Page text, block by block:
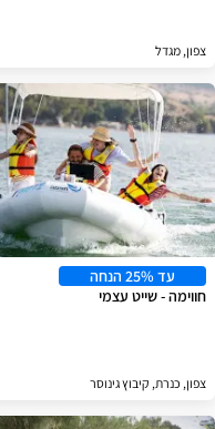
צפון, מגדל
עד 25% הנחה
חווימה - שייט עצמי
צפון, כנרת, קיבוץ גינוסר